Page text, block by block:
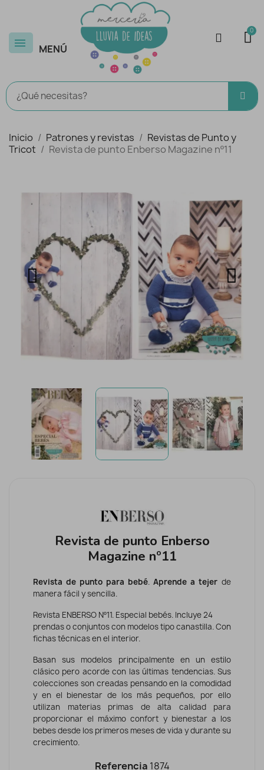
MENÚ
Inicio Patrones y revistas
Revistas de Punto y
Tricot
Revista de punto Enberso Magazine nº11
Revista de punto Enberso
Magazine nº11
Revista de punto para bebé. Aprende a tejer de
manera fácil y sencilla.
Revista ENBERSO Nº11. Especial bebés. Incluye 24
prendas o conjuntos con modelos tipo canastilla. Con
fichas técnicas en el interior.
Basan sus modelos principalmente en un estilo
clásico pero acorde con las últimas tendencias. Sus
colecciones son creadas pensando en la comodidad
y en el bienestar de los más pequeños, por ello
utilizan materias primas de alta calidad para
proporcionar el máximo confort y bienestar a los
bebes desde los primeros meses de vida y durante su
crecimiento.
Referencia 1874